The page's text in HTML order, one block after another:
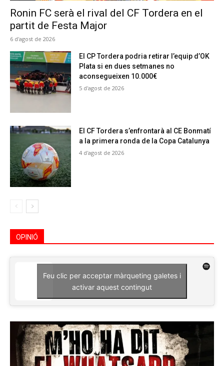
Ronin FC serà el rival del CF Tordera en el
partit de Festa Major
6 d'agost de 2026
El CP Tordera podria retirar l’equip d’OK
Plata si en dues setmanes no
aconsegueixen 10.000€
5 d'agost de 2026
El CF Tordera s’enfrontarà al CE Bonmatí
a la primera ronda de la Copa Catalunya
4 d'agost de 2026
OPINIÓ
Feu clic per acceptar màrqueting galetes i
activar aquest contingut